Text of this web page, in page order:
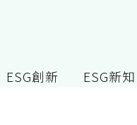
ESG創新 ESG新知